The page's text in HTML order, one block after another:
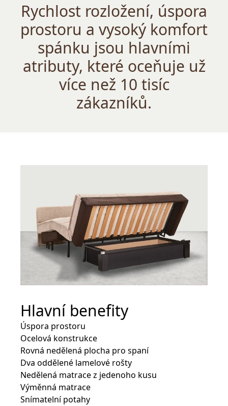
Rychlost rozložení, úspora
prostoru a vysoký komfort
spánku jsou hlavními
atributy, které oceňuje už
více než 10 tisíc
zákazníků.
Hlavní benefity
Úspora prostoru
Ocelová konstrukce
Rovná nedělená plocha pro spaní
Dva oddělené lamelové rošty
Nedělená matrace z jedenoho kusu
Výměnná matrace
Snímatelní potahy